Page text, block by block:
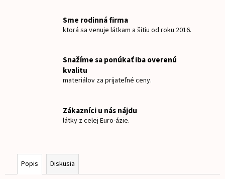
Sme rodinná firma
ktorá sa venuje látkam a šitiu od roku 2016.
Snažíme sa ponúkať iba overenú
kvalitu
materiálov za prijateľné ceny.
Zákazníci u nás nájdu
látky z celej Euro-ázie.
Popis Diskusia